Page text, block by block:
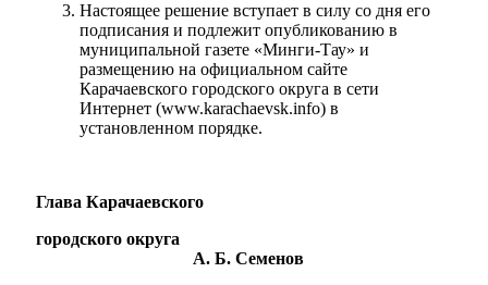
Настоящее решение вступает в силу со дня его
подписания и подлежит опубликованию в
муниципальной газете «Минги-Тау» и
размещению на официальном сайте
Карачаевского городского округа в сети
Интернет (www.karachaevsk.info) в
установленном порядке.
Глава Карачаевского
городского округа
А. Б. Семенов
Дума